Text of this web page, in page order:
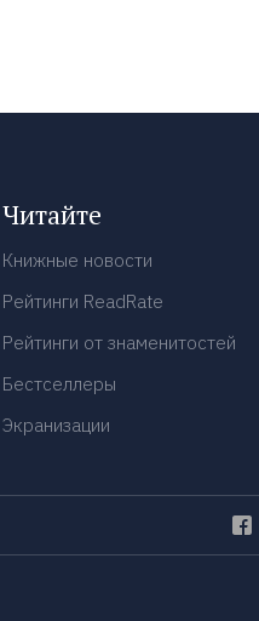
Читайте
Книжные новости
Рейтинги ReadRate
Рейтинги от знаменитостей
Бестселлеры
Экранизации